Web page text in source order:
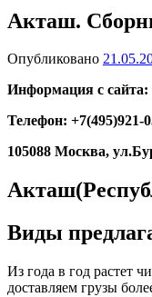
Акташ.
Опубликовано
Информация с
Телефон: +7(495)921-
105088 Москва,
Виды
Из года в год растет
доставляем грузы